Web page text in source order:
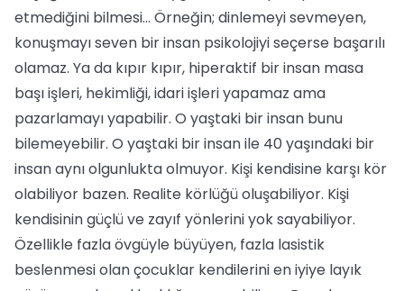
etmediğini bilmesi… Örneğin; dinlemeyi sevmeyen,
konuşmayı seven bir insan psikolojiyi seçerse başarılı
olamaz. Ya da kıpır kıpır, hiperaktif bir insan masa
başı işleri, hekimliği, idari işleri yapamaz ama
pazarlamayı yapabilir. O yaştaki bir insan bunu
bilemeyebilir. O yaştaki bir insan ile 40 yaşındaki bir
insan aynı olgunlukta olmuyor. Kişi kendisine karşı kör
olabiliyor bazen. Realite körlüğü oluşabiliyor. Kişi
kendisinin güçlü ve zayıf yönlerini yok sayabiliyor.
Özellikle fazla övgüyle büyüyen, fazla lasistik
beslenmesi olan çocuklar kendilerini en iyiye layık